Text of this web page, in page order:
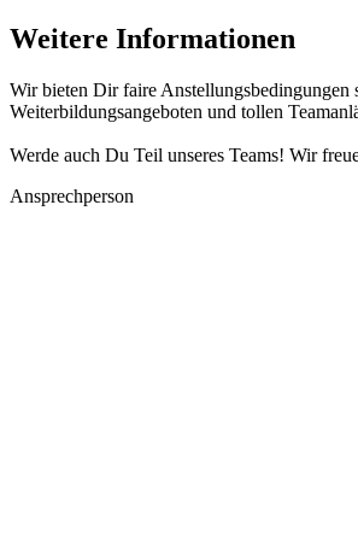
Weitere Informationen
Wir bieten Dir faire Anstellungsbedingungen
Weiterbildungsangeboten und tollen
Werde auch Du Teil unseres Teams! Wir
Ansprechperson